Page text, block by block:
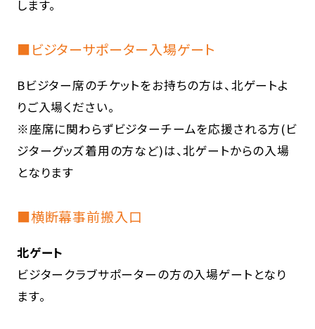
します。
■ビジターサポーター入場ゲート
Bビジター席のチケットをお持ちの方は、北ゲートよ
りご入場ください。
※座席に関わらずビジターチームを応援される方(ビ
ジターグッズ着用の方など)は、北ゲートからの入場
となります
■横断幕事前搬入口
北ゲート
ビジタークラブサポーターの方の入場ゲートとなり
ます。